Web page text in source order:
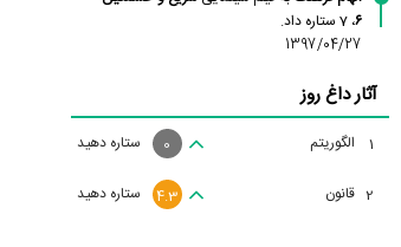
۶، 7 ستاره داد.
1397/04/27
آثار داغ روز
1 الگوریتم ستاره دهید 0
2 قانون ستاره دهید 4.3